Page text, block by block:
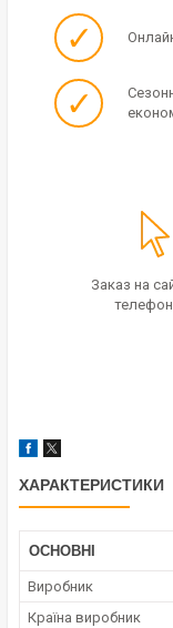
✓
✓
Заказ на
ХАРАКТЕРИСТИКИ
ОСНОВНІ
Виробник
Країна виробник